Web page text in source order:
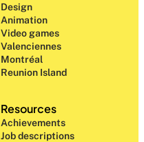
Design
Animation
Video games
Valenciennes
Montréal
Reunion Island
Resources
Achievements
Job descriptions